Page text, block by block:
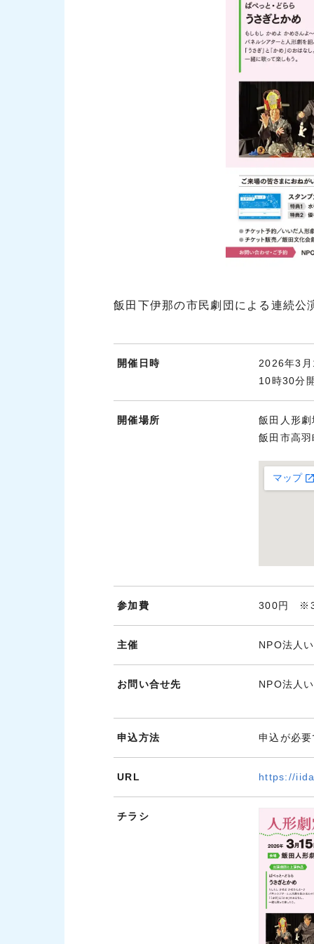
飯田下伊那の市民劇団による連続公
開催日時
2026年3
10時30分
開催場所
飯田人形劇
飯田市高
参加費 300円 ※3
主催 NPO法人
お問い合せ先 NPO法人
申込方法 申込が必
URL https://
チラシ